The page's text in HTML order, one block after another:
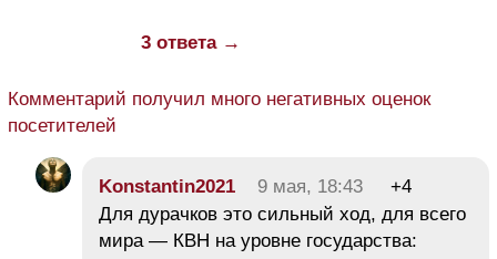
3 ответа →
Комментарий получил много негативных оценок
посетителей
Konstantin2021 9 мая, 18:43
+4
Для дурачков это сильный ход, для всего
мира — КВН на уровне государства: